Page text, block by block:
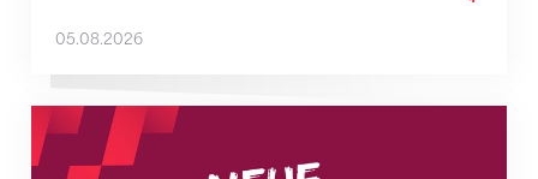
05.08.2026
Neue Empfangszeiten ab 1. August 2026